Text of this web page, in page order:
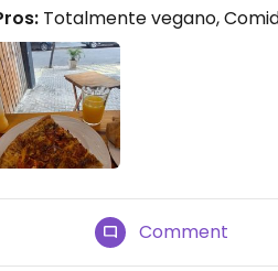
Totalmente vegano,
Comment